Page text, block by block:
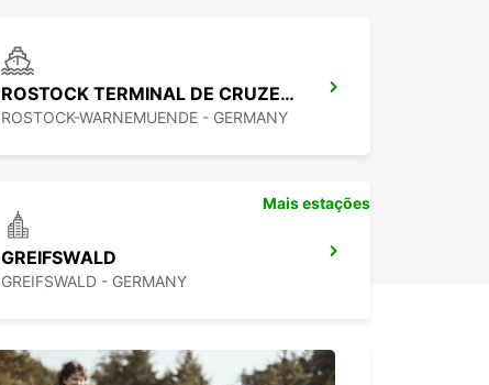
ROSTOCK TERMINAL DE CRUZEIROS WARNEMÜNDE
ROSTOCK-WARNEMUENDE - GERMANY
GREIFSWALD
GREIFSWALD - GERMANY
Mais estações